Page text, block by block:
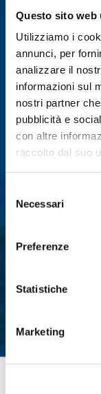
Questo sito web
Utilizziamo i
annunci, per
analizzare il
informazioni sul
nostri partner
pubblicità e
con altre
raccolto dal suo
delNecessari
Preferenze
Statistiche
Marketing
Cognome
Email *
Città *
Consenso
personali
*